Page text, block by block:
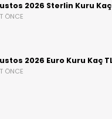
2026 Sterlin Kuru Kaç
ÖNCE
2026 Euro Kuru Kaç
ÖNCE